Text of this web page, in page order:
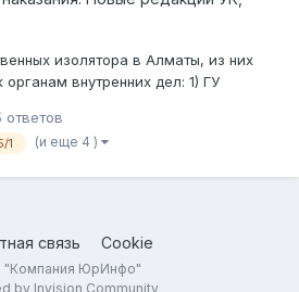
изолятора в Алматы, из них
внутренних дел: 1) ГУ
во дворах, между ул.
(ну или между рестораном
ответов
1 (и еще 4 )
связь Cookie
ЮрИнфо"
by Invision Community